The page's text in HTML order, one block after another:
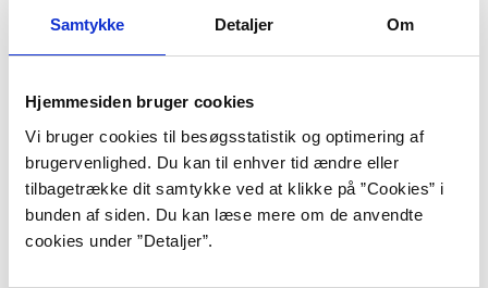
Samtykke Detaljer Om
Hjemmesiden bruger cookies
Vi bruger cookies til besøgsstatistik og optimering af
brugervenlighed. Du kan til enhver tid ændre eller
tilbagetrække dit samtykke ved at klikke på ”Cookies” i
bunden af siden. Du kan læse mere om de anvendte
cookies under ”Detaljer”.
Baggrund
”De tilbagetrukne altaner på
beboelsesejendommene langs
Wilhelmstrasse så fugtige og lyserøde
ud, munde, øregange, næsebor, også